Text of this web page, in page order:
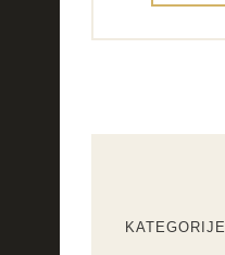
KATEGORIJE